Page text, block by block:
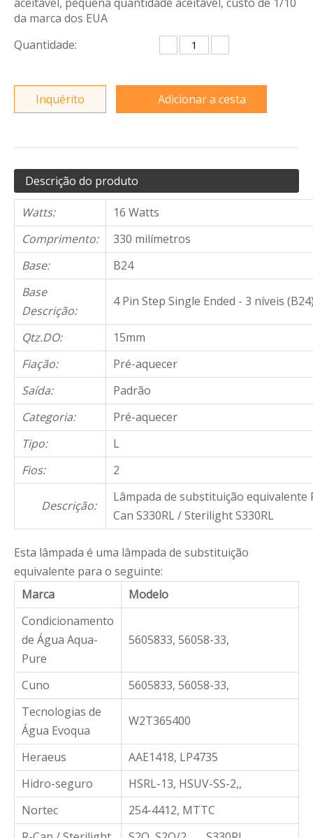
da marca dos EUA
Quantidade:
Inquérito Adicionar a cesta
Descrição do produto
Watts:
16 Watts
Comprimento:
330 milímetros
Base:
B24
Base
Descrição:
4 Pin Step Single Ended - 3 níveis
Qtz.DO:
15mm
Fiação:
Pré-aquecer
Saída:
Padrão
Categoria:
Pré-aquecer
Tipo:
L
Fios:
2
Descrição:
Lâmpada de substituição equivalente
Can S330RL / Sterilight S330RL
Esta lâmpada é uma lâmpada de substituição
equivalente para o seguinte:
Marca
Modelo
Condicionamento
de Água Aqua-
Pure
5605833, 56058-33,
Cuno
5605833, 56058-33,
Tecnologias de
Água Evoqua
W2T365400
Heraeus
AAE1418, LP4735
Hidro-seguro
HSRL-13, HSUV-SS-2,,
Nortec
254-4412, MTTC